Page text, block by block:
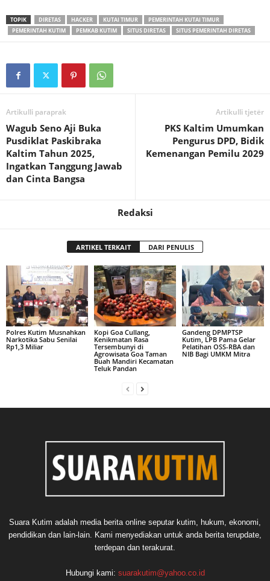
TOPIK DIRETAS HACKER KUTAI TIMUR
PEMERINTAH KUTAI TIMUR
PEMERINTAH KUTIM
PEMKAB KUTIM SITUS DIRETAS SITUS PEMERINTAH DIRETAS
Artikulli paraprak
Wagub Seno Aji Buka
Pusdiklat Paskibraka
Kaltim Tahun 2025,
Ingatkan Tanggung Jawab
dan Cinta Bangsa
Artikulli tjetër
PKS Kaltim Umumkan
Pengurus DPD, Bidik
Kemenangan Pemilu 2029
Redaksi
ARTIKEL TERKAIT DARI PENULIS
Polres Kutim Musnahkan
Narkotika Sabu Senilai
Rp1,3 Miliar
Kopi Goa Cullang,
Kenikmatan Rasa
Tersembunyi di
Agrowisata Goa Taman
Buah Mandiri Kecamatan
Teluk Pandan
Gandeng DPMPTSP
Kutim, LPB Pama Gelar
Pelatihan OSS-RBA dan
NIB Bagi UMKM Mitra
Suara Kutim adalah media berita online seputar kutim, hukum, ekonomi,
pendidikan dan lain-lain. Kami menyediakan untuk anda berita terupdate,
terdepan dan terakurat.
Hubungi kami: suarakutim@yahoo.co.id